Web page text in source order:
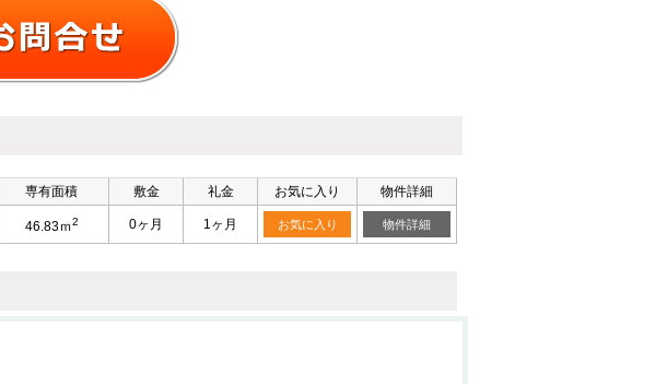
専有面積 敷金 礼金 お気に入り 物件詳細
46.83ｍ2 0ヶ月 1ヶ月 お気に入り 物件詳細